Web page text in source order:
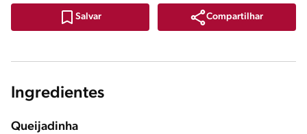
Salvar Compartilhar
Ingredientes
Queijadinha